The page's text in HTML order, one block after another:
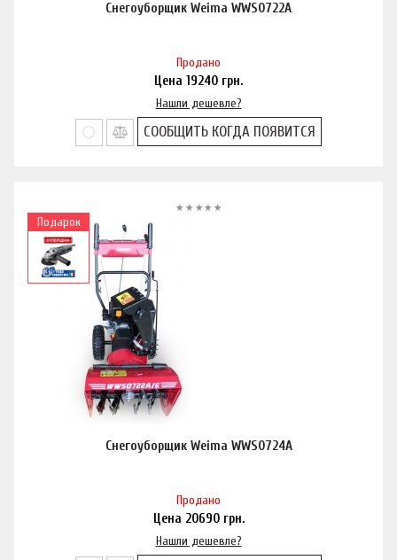
Cнегоуборщик Weima WWS0722A
Продано
Цена 19240 грн.
Нашли дешевле?
СООБЩИТЬ КОГДА ПОЯВИТСЯ
Подарок
Cнегоуборщик Weima WWS0724A
Продано
Цена 20690грн.
Нашли дешевле?